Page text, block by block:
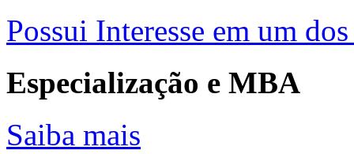
Possui Interesse em um
Especialização e MBA
Saiba mais